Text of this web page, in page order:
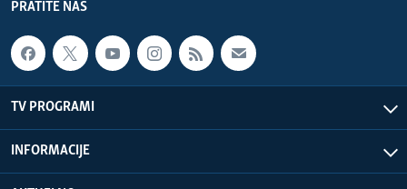
PRATITE NAS
TV PROGRAMI
INFORMACIJE